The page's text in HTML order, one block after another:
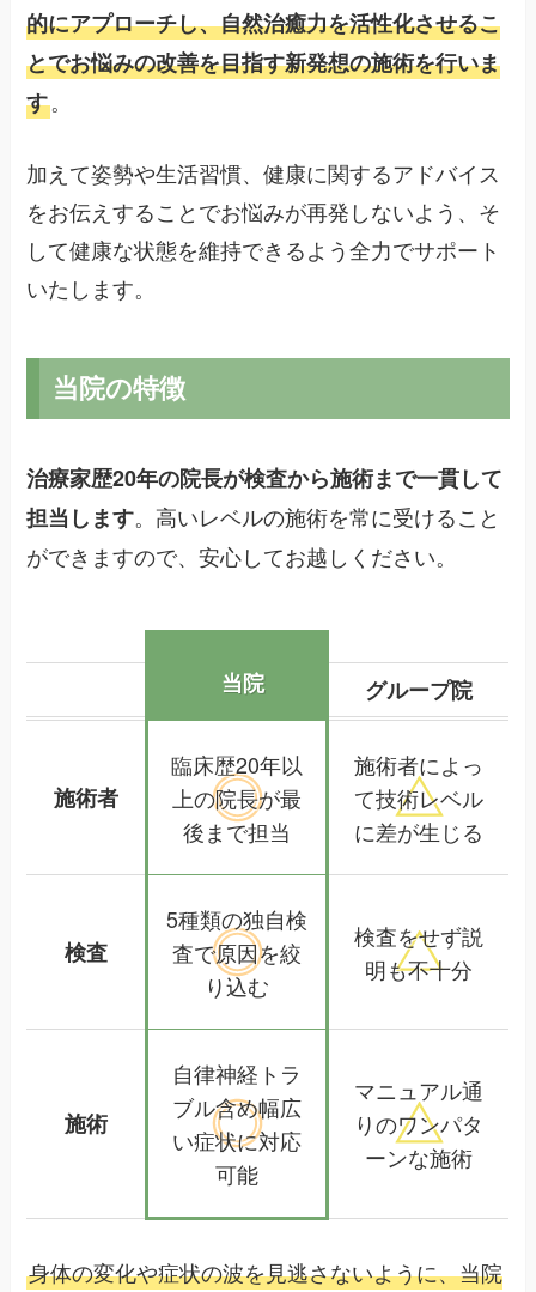
的にアプローチし、自然治癒力を活性化させるこ
とでお悩みの改善を目指す新発想の施術を行いま
す。
加えて姿勢や生活習慣、健康に関するアドバイス
をお伝えすることでお悩みが再発しないよう、そ
して健康な状態を維持できるよう全力でサポート
いたします。
当院の特徴
治療家歴20年の院長が検査から施術まで一貫して
担当します。高いレベルの施術を常に受けること
ができますので、安心してお越しください。
当院 グループ院
施術者
臨床歴20年以
上の院長が最
後まで担当
施術者によっ
て技術レベル
に差が生じる
検査
5種類の独自検
査で原因を絞
り込む
検査をせず説
明も不十分
施術
自律神経トラ
ブル含め幅広
い症状に対応
可能
マニュアル通
りのワンパタ
ーンな施術
身体の変化や症状の波を見逃さないように、当院